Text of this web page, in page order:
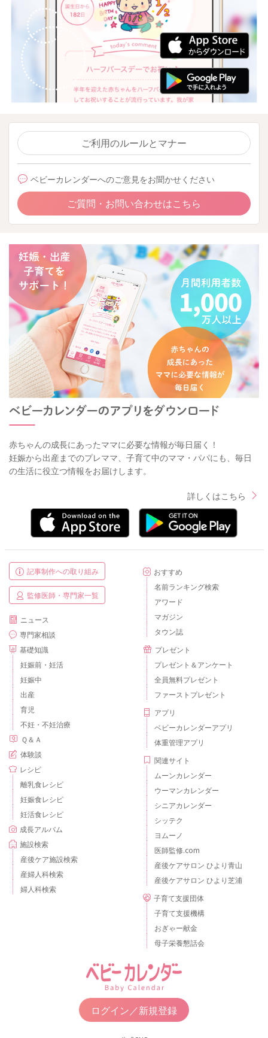
ご利用のルールとマナー
ベビーカレンダーへのご意見をお聞かせください
ご質問・お問い合わせはこちら
赤ちゃんの成長にあったママに必要な情報が毎日届く！
妊娠から出産までのプレママ、子育て中のママ・パパにも、毎日
の生活に役立つ情報をお届けします。
詳しくはこちら
記事制作への取り組み
監修医師・専門家一覧
ニュース
専門家相談
基礎知識
妊娠前・妊活
妊娠中
出産
育児
不妊・不妊治療
Ｑ＆Ａ
体験談
レシピ
離乳食レシピ
妊娠食レシピ
妊活食レシピ
成長アルバム
施設検索
産後ケア施設検索
産婦人科検索
婦人科検索
おすすめ
名前ランキング検索
アワード
マガジン
タウン誌
プレゼント
プレゼント＆アンケート
全員無料プレゼント
ファーストプレゼント
アプリ
ベビーカレンダーアプリ
体重管理アプリ
関連サイト
ムーンカレンダー
ウーマンカレンダー
シニアカレンダー
シッテク
ヨムーノ
医師監修.com
産後ケアサロン ひより青山
産後ケアサロン ひより芝浦
子育て支援団体
子育て支援機構
おぎゃー献金
母子栄養懇話会
ログイン／新規登録